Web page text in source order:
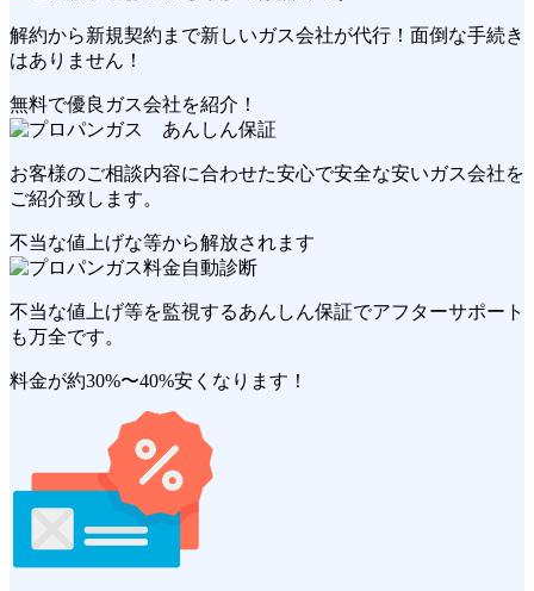
解約から新規契約まで新しいガス会社が代行！ 面倒な手続き
はありません！
無料で優良ガス会社を紹介！
お客様のご相談内容に合わせた安心で安全な安いガス会社を
ご紹介致します。
不当な値上げな等から解放されます
不当な値上げ等を監視するあんしん保証でアフターサポート
も万全です。
料金が約30%〜40%安くなります！